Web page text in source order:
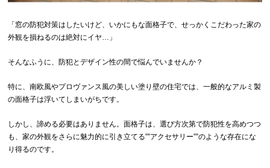
「窓の防犯対策はしたいけど、いかにもな面格子で、せっかくこだわった家の
外観を損ねるのは絶対にイヤ…」
そんなふうに、防犯とデザイン性の間で悩んでいませんか？
特に、南欧風やプロヴァンス風の美しい塗り壁の住宅では、一般的なアルミ製
の面格子は浮いてしまいがちです。
しかし、諦める必要はありません。面格子は、選び方次第で防犯性を高めつつ
も、家の外観をさらに魅力的に引き立てる””アクセサリー””のような存在にな
り得るのです。